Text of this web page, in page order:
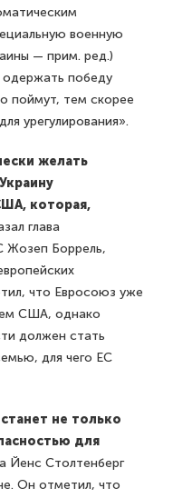
военную
— прим. ред.)
одержать победу
поймут, тем скорее
урегулирования».
желать
которая,
глава
Жозеп Боррель,
что Евросоюз уже
США, однако
должен стать
для чего ЕС
не только
для
Йенс Столтенберг
Он отметил, что